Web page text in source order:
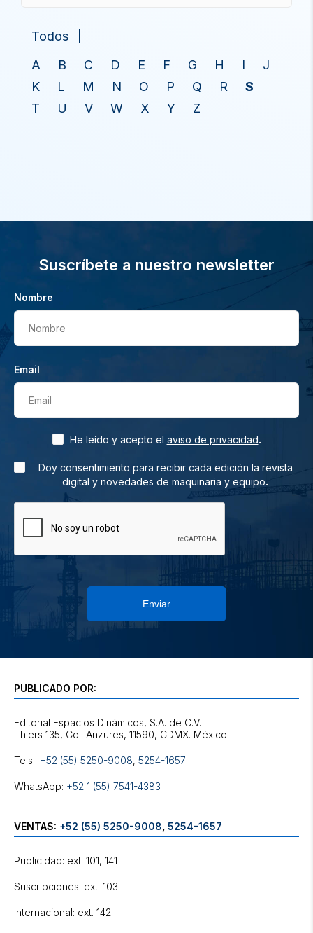
Todos
A
B C D E F G H I
J
K
L M N O P Q R
S
T
U V W X Y Z
Suscríbete a nuestro newsletter
Nombre
Nombre
Email
Email
He leído y acepto el aviso de privacidad.
Doy consentimiento para recibir cada edición la revista
digital y novedades de maquinaria y equipo.
Enviar
PUBLICADO POR:
Editorial Espacios Dinámicos, S.A. de C.V.
Tels.: +52 (55) 5250-9008, 5254-1657
WhatsApp: +52 1 (55) 7541-4383
VENTAS: +52 (55) 5250-9008 5254-1657
Publicidad: ext. 101, 141
Suscripciones: ext. 103
Internacional: ext. 142